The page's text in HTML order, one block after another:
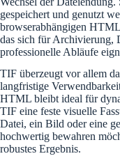
gespeichert und genutzt
browserabhängigen
das sich für Archivierung,
professionelle Abläufe
TIF überzeugt vor allem
langfristige
HTML bleibt ideal für
TIF eine feste visuelle
Datei, ein Bild oder eine
hochwertig bewahren
robustes Ergebnis.